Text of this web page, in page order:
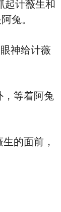
计薇生和
兔。
神给计薇
等着阿兔
的面前，